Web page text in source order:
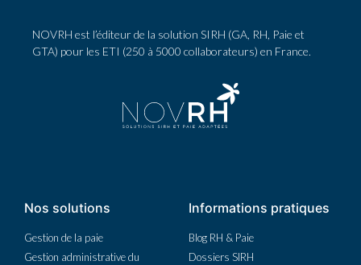
NOVRH est l’éditeur de la solution SIRH (GA, RH, Paie et
GTA) pour les ETI (250 à 5000 collaborateurs) en France.
Nos solutions
Gestion de la paie
Gestion administrative du
Informations pratiques
Blog RH & Paie
Dossiers SIRH